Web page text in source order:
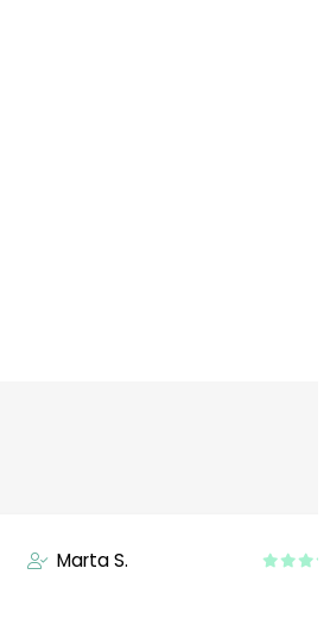
Marta S.